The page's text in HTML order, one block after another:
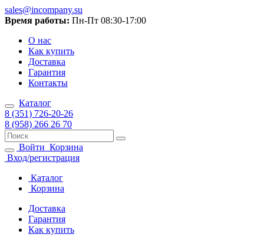
sales@incompany.su
Время работы: Пн-Пт 08:30-17:00
О нас
Как купить
Доставка
Гарантия
Контакты
Каталог
8 (351) 726-20-26
8 (958) 266 26 70
Войти Корзина
Вход/регистрация
Каталог
Корзина
Доставка
Гарантия
Как купить